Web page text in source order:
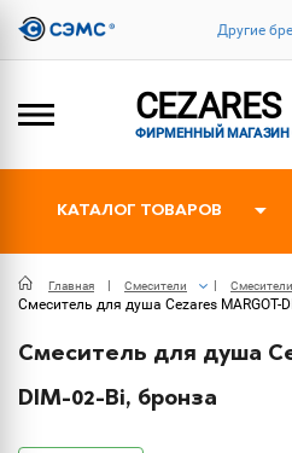
Другие
CEZARES
ФИРМЕННЫЙ МАГАЗИН
КАТАЛОГ ТОВАРОВ
Главная Смесители
Смеситель для душа Cezares MARGOT-
Смеситель для душа
DIM-02-Bi, бронза